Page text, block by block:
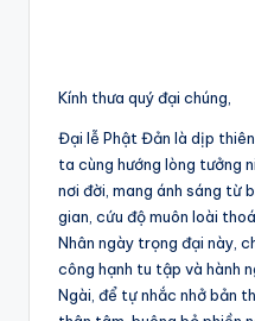
Kính thưa quý đại chúng,
Đại lễ Phật Đản là dịp
ta cùng hướng lòng tưởng
nơi đời, mang ánh sáng từ
gian, cứu độ muôn loài
Nhân ngày trọng đại này,
công hạnh tu tập và hành
Ngài, để tự nhắc nhở bản